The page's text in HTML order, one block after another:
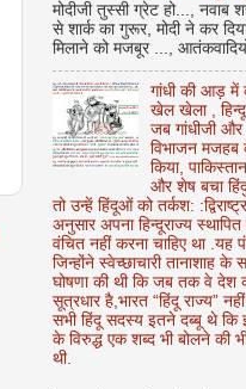
मोदीजी तुस्सी ग्रेट हो..., नवाब
से शार्क का गुरूर, मोदी ने कर
मिलाने को मजबूर ...,
गांधी की आड़ में
खेल खेला ,
जब गांधीजी
विभाजन मजहब
किया,
और शेष बचा
तो उन्हें हिंदूओं को तर्कश:
अनुसार अपना हिन्दूराज्य
वंचित नहीं करना चाहिए था .यह
जिन्होंने स्वेच्छाचारी तानाशाह
घोषणा की थी कि जब तक वे देश
सूत्रधार है,भारत “हिंदू राज्य”
सभी हिंदू सदस्य इतने दब्बू थे कि
के विरुद्ध एक शब्द भी बोलने की
थी.